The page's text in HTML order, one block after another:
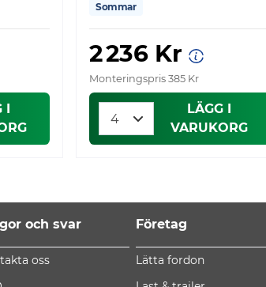
Sommar
2 236 Kr
Monteringspris 385 Kr
LÄGG I
VARUKORG
och svar
oss
Företag
Lätta fordon